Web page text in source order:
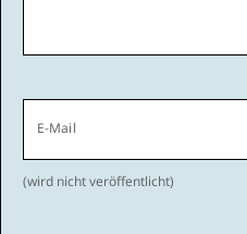
E-Mail
(wird nicht veröffentlicht)